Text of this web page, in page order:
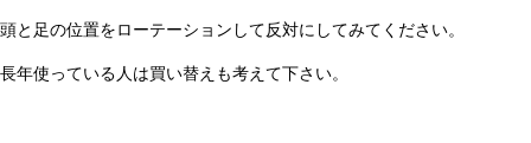
頭と足の位置をローテーションして反対にしてみてください。
長年使っている人は買い替えも考えて下さい。